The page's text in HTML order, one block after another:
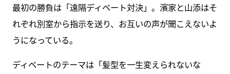
最初の勝負は「遠隔ディベート対決」。濱家と山添はそ
れぞれ別室から指示を送り、お互いの声が聞こえないよ
うになっている。
ディベートのテーマは「髪型を一生変えられないな